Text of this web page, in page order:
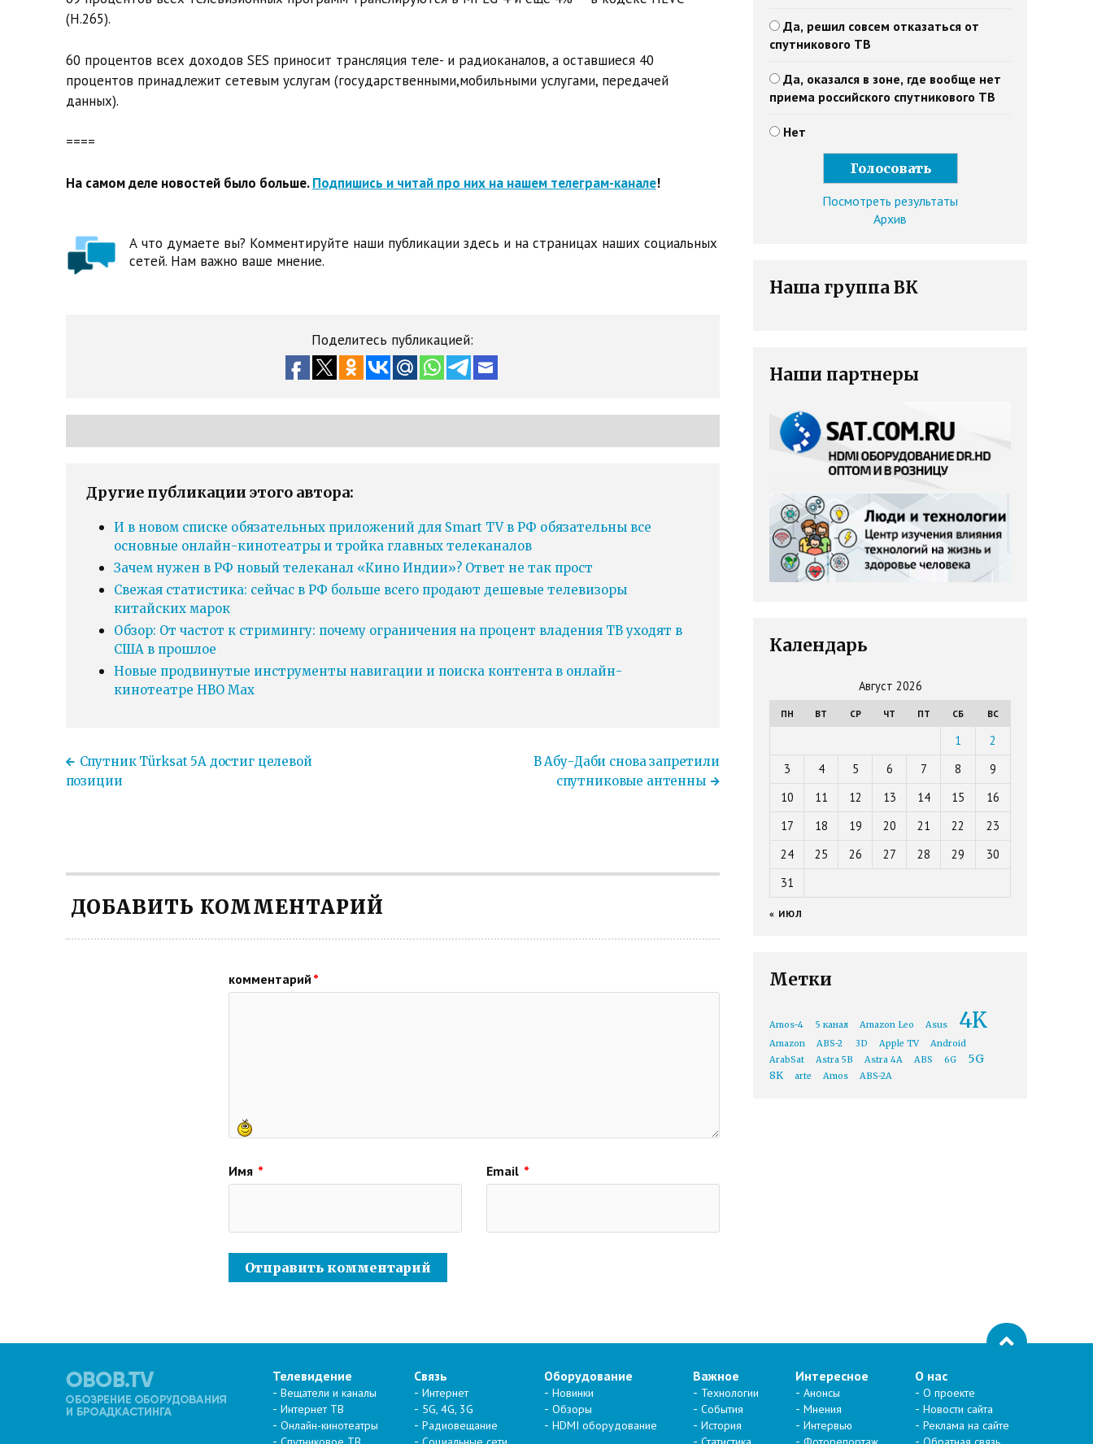
(H.265).
60 процентов всех доходов SES приносит трансляция теле- и радиоканалов, а оставшиеся 40
процентов принадлежит сетевым услугам (государственными,мобильными услугами, передачей
данных).
====
На самом деле новостей было больше.Подпишись и читай про них на нашем телеграм-канале!
А что думаете вы? Комментируйте наши публикации здесь и на страницах наших социальных
сетей. Нам важно ваше мнение.
Поделитесь публикацией:
Другие публикации этого автора:
И в новом списке обязательных приложений для Smart TV в РФ обязательны все
основные онлайн-кинотеатры и тройка главных телеканалов
Зачем нужен в РФ новый телеканал «Кино Индии»? Ответ не так прост
Свежая статистика: сейчас в РФ больше всего продают дешевые телевизоры
китайских марок
Обзор: От частот к стримингу: почему ограничения на процент владения ТВ уходят в
США в прошлое
Новые продвинутые инструменты навигации и поиска контента в онлайн-
кинотеатре HBO Max
Спутник Türksat 5A достиг целевой
позиции
В Абу-Даби снова запретили
спутниковые антенны
ДОБАВИТЬ КОММЕНТАРИЙ
комментарий *
Имя * Email *
Да, решил совсем отказаться от
спутникового ТВ
Да, оказался в зоне, где вообще нет
приема российского спутникового ТВ
Нет
Посмотреть результаты
Архив
Наша группа ВК
Наши партнеры
Календарь
Август 2026
ПН ВТ СР ЧТ ПТ СБ ВС
1
2
3
4 5 6 7 8
9
10
11 12 13 14 15
16
17
18 19 20 21 22
23
24
25 26 27 28 29
30
31
« ИЮЛ
Метки
Amos-4 5 канал Amazon Leo Asus 4K
Amazon ABS-2 3D Apple TV
Android
ArabSat
Astra 5B Astra 4A ABS 6G 5G
8K arte Amos ABS-2A
Телевидение
Вещатели и каналы
Интернет ТВ
Онлайн-кинотеатры
Связь
Интернет
5G, 4G, 3G
Радиовещание
Оборудование
Новинки
Обзоры
HDMI оборудование
Важное
Технологии
События
История
Интересное
Анонсы
Мнения
Интервью
О нас
О проекте
Новости сайта
Реклама на сайте